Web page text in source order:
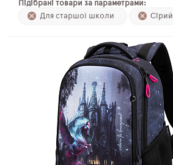
ПЛЯШКИ ДЛЯ ВОДИ
SCHOOL STANDARD
РОЗПРОДАЖ
Підібрані товари за параметрами:
Для старшої школи
Сірий